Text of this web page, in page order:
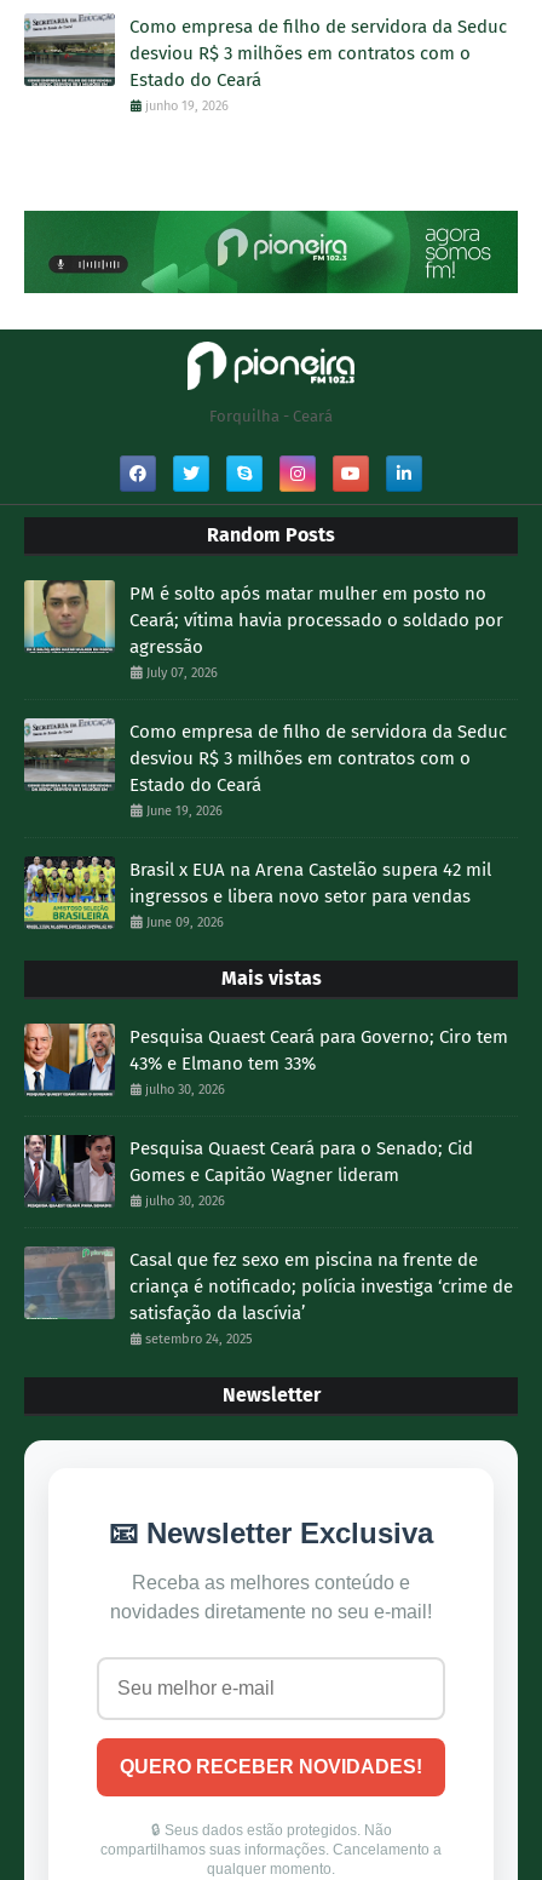
Como empresa de filho de servidora da Seduc
desviou R$ 3 milhões em contratos com o
Estado do Ceará
junho 19, 2026
Forquilha - Ceará
Random Posts
PM é solto após matar mulher em posto no
Ceará; vítima havia processado o soldado por
agressão
July 07, 2026
Como empresa de filho de servidora da Seduc
desviou R$ 3 milhões em contratos com o
Estado do Ceará
June 19, 2026
Brasil x EUA na Arena Castelão supera 42 mil
ingressos e libera novo setor para vendas
June 09, 2026
Mais vistas
Pesquisa Quaest Ceará para Governo; Ciro tem
43% e Elmano tem 33%
julho 30, 2026
Pesquisa Quaest Ceará para o Senado; Cid
Gomes e Capitão Wagner lideram
julho 30, 2026
Casal que fez sexo em piscina na frente de
criança é notificado; polícia investiga ‘crime de
satisfação da lascívia’
setembro 24, 2025
Newsletter